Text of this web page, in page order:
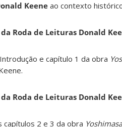
Keene ao contexto
Roda de Leituras Donald
e capítulo 1 da obra
Roda de Leituras Donald
2 e 3 da obra